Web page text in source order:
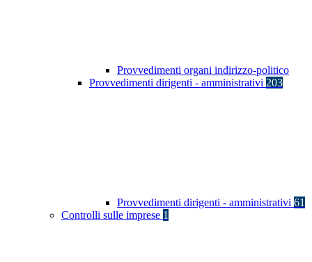
Provvedimenti organi indirizzo-politico
Provvedimenti dirigenti - amministrativi 203
Provvedimenti dirigenti - amministrativi 61
Controlli sulle imprese 1